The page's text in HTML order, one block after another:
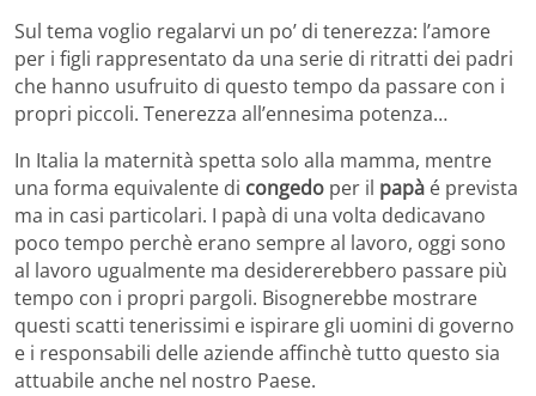
Sul tema voglio regalarvi un po’ di tenerezza: l’amore
per i figli rappresentato da una serie di ritratti dei padri
che hanno usufruito di questo tempo da passare con i
propri piccoli. Tenerezza all’ennesima potenza…
In Italia la maternità spetta solo alla mamma, mentre
una forma equivalente di congedo per il papà é prevista
ma in casi particolari. I papà di una volta dedicavano
poco tempo perchè erano sempre al lavoro, oggi sono
al lavoro ugualmente ma desidererebbero passare più
tempo con i propri pargoli. Bisognerebbe mostrare
questi scatti tenerissimi e ispirare gli uomini di governo
e i responsabili delle aziende affinchè tutto questo sia
attuabile anche nel nostro Paese.